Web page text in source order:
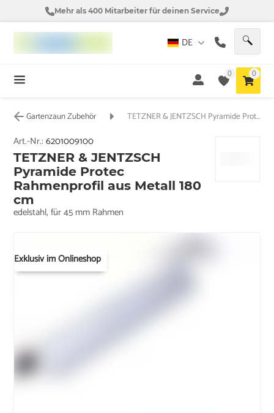
Mehr als 400 Mitarbeiter für deinen Service
DE
0 0
Gartenzaun Zubehör TETZNER & JENTZSCH Pyramide Protec Rahmenprofil aus Metall 180 cm
Exklusiv im Onlineshop
Art.-Nr.:6201009100
TETZNER & JENTZSCH
Pyramide Protec
Rahmenprofil aus Metall 180
cm
edelstahl, für 45 mm Rahmen